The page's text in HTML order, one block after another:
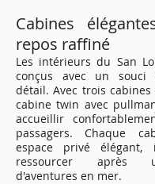
Cabines
repos raffiné
Les intérieurs du San
conçus avec un souci
détail. Avec trois
cabine twin avec
accueillir
passagers. Chaque
espace privé
ressourcer après
d'aventures en mer.